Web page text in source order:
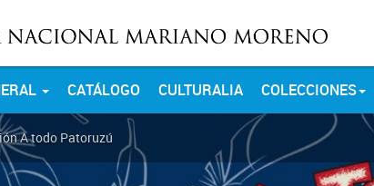
CATÁLOGO CULTURALIA COLECCIONES
A todo Patoruzú